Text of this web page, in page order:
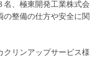
名、極東開発工業株式会
の整備の仕方や安全に関
クリンアップサービス様